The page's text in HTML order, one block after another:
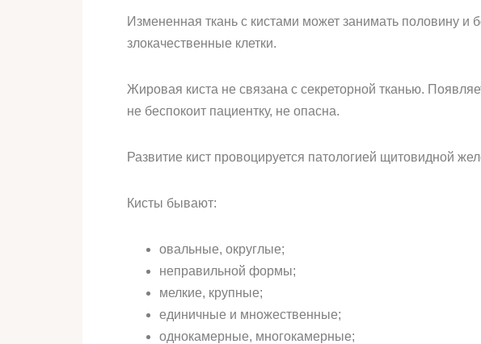
Измененная ткань с кистами может занимать половину
злокачественные клетки.
Жировая киста не связана с секреторной тканью.
не беспокоит пациентку, не опасна.
Развитие кист провоцируется патологией щитовидной
Кисты бывают:
овальные, округлые;
неправильной формы;
мелкие, крупные;
единичные и множественные;
однокамерные, многокамерные;